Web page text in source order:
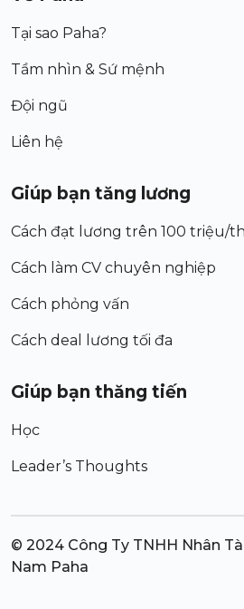
Tại sao Paha?
Tầm nhìn & Sứ mệnh
Đội ngũ
Liên hệ
Giúp bạn tăng lương
Cách đạt lương trên 100 triệu/
Cách làm CV chuyên nghiệp
Cách phỏng vấn
Cách deal lương tối đa
Giúp bạn thăng tiến
Học
Leader’s Thoughts
© 2024 Công Ty TNHH Nhân
Nam Paha